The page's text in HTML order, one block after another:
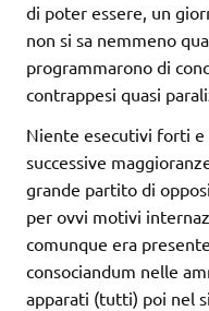
di poter essere, un
non si sa nemmeno
programmarono di
contrappesi quasi
Niente esecutivi forti e
successive
grande partito di
per ovvi motivi
comunque era
consociandum nelle
apparati (tutti) poi nel